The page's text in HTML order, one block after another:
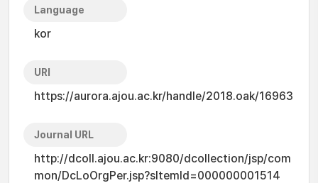
Language
kor
URI
https://aurora.ajou.ac.kr/handle/2018.oak/16963
Journal URL
http://dcoll.ajou.ac.kr:9080/dcollection/jsp/com
mon/DcLoOrgPer.jsp?sItemId=000000001514